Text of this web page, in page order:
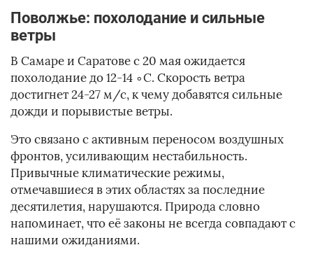
Поволжье: похолодание и сильные
ветры
В Самаре и Саратове с 20 мая ожидается
похолодание до 12-14 ∘C. Скорость ветра
достигнет 24-27 м/с, к чему добавятся сильные
дожди и порывистые ветры.
Это связано с активным переносом воздушных
фронтов, усиливающим нестабильность.
Привычные климатические режимы,
отмечавшиеся в этих областях за последние
десятилетия, нарушаются. Природа словно
напоминает, что её законы не всегда совпадают с
нашими ожиданиями.